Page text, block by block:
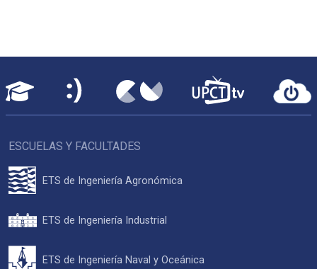
ESCUELAS Y FACULTADES
ETS de Ingeniería Agronómica
ETS de Ingeniería Industrial
ETS de Ingeniería Naval y Oceánica